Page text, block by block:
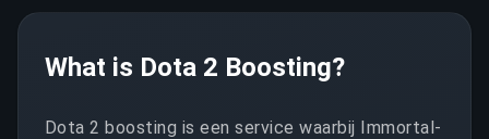
What is Dota 2 Boosting?
Dota 2 boosting is een service waarbij Immortal-